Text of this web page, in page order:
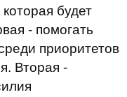
будет
- помогать
приоритетов
Вторая -